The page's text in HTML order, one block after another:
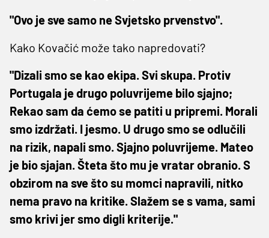
"Ovo je sve samo ne Svjetsko prvenstvo".
Kako Kovačić može tako napredovati?
"Dizali smo se kao ekipa. Svi skupa. Protiv
Portugala je drugo poluvrijeme bilo sjajno;
Rekao sam da ćemo se patiti u pripremi. Morali
smo izdržati. I jesmo. U drugo smo se odlučili
na rizik, napali smo. Sjajno poluvrijeme. Mateo
je bio sjajan. Šteta što mu je vratar obranio. S
obzirom na sve što su momci napravili, nitko
nema pravo na kritike. Slažem se s vama, sami
smo krivi jer smo digli kriterije."